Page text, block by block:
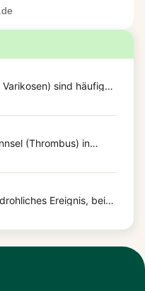
sind häufige
(Varizen) sind
verästelte, manchmal
Schlängellinien
(Thrombus) in
oder
zu Schmerzen,
Ereignis, bei
und Tod
diagnostiziert und